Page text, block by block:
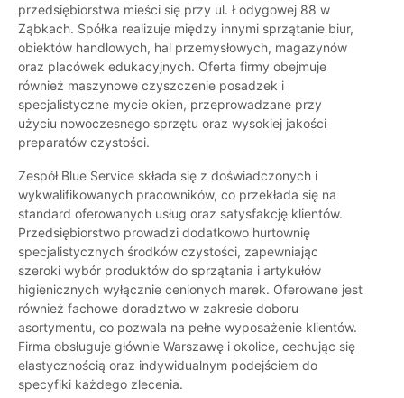
przedsiębiorstwa mieści się przy ul. Łodygowej 88 w
Ząbkach. Spółka realizuje między innymi sprzątanie biur,
obiektów handlowych, hal przemysłowych, magazynów
oraz placówek edukacyjnych. Oferta firmy obejmuje
również maszynowe czyszczenie posadzek i
specjalistyczne mycie okien, przeprowadzane przy
użyciu nowoczesnego sprzętu oraz wysokiej jakości
preparatów czystości.
Zespół Blue Service składa się z doświadczonych i
wykwalifikowanych pracowników, co przekłada się na
standard oferowanych usług oraz satysfakcję klientów.
Przedsiębiorstwo prowadzi dodatkowo hurtownię
specjalistycznych środków czystości, zapewniając
szeroki wybór produktów do sprzątania i artykułów
higienicznych wyłącznie cenionych marek. Oferowane jest
również fachowe doradztwo w zakresie doboru
asortymentu, co pozwala na pełne wyposażenie klientów.
Firma obsługuje głównie Warszawę i okolice, cechując się
elastycznością oraz indywidualnym podejściem do
specyfiki każdego zlecenia.